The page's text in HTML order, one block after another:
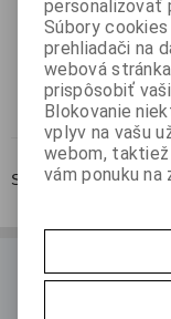
Strana1z1Celkom
ODBER
Prihláste sa k
personalizovať
Súbory
prehliadači na
webová
prispôsobiť
Blokovanie
vplyv na vašu
webom,
vám ponuku